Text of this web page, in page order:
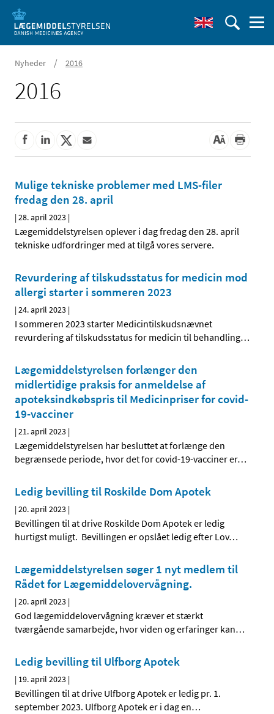
Nyheder / 2016
2016
Mulige tekniske problemer med LMS-filer
fredag den 28. april
|28. april 2023 |
Lægemiddelstyrelsen oplever i dag fredag den 28. april
tekniske udfordringer med at tilgå vores servere.
Revurdering af tilskudsstatus for medicin mod
allergi starter i sommeren 2023
|24. april 2023 |
I sommeren 2023 starter Medicintilskudsnævnet
revurdering af tilskudsstatus for medicin til behandling…
Lægemiddelstyrelsen forlænger den
midlertidige praksis for anmeldelse af
apoteksindkøbspris til Medicinpriser for covid-
19-vacciner
|21. april 2023 |
Lægemiddelstyrelsen har besluttet at forlænge den
begrænsede periode, hvor det for covid-19-vacciner er…
Ledig bevilling til Roskilde Dom Apotek
|20. april 2023 |
Bevillingen til at drive Roskilde Dom Apotek er ledig
hurtigst muligt. Bevillingen er opslået ledig efter Lov…
Lægemiddelstyrelsen søger 1 nyt medlem til
Rådet for Lægemiddelovervågning.
|20. april 2023 |
God lægemiddelovervågning kræver et stærkt
tværgående samarbejde, hvor viden og erfaringer kan…
Ledig bevilling til Ulfborg Apotek
| 19. april 2023 |
Bevillingen til at drive Ulfborg Apotek er ledig pr. 1.
september 2023. Ulfborg Apotek er i dag en…